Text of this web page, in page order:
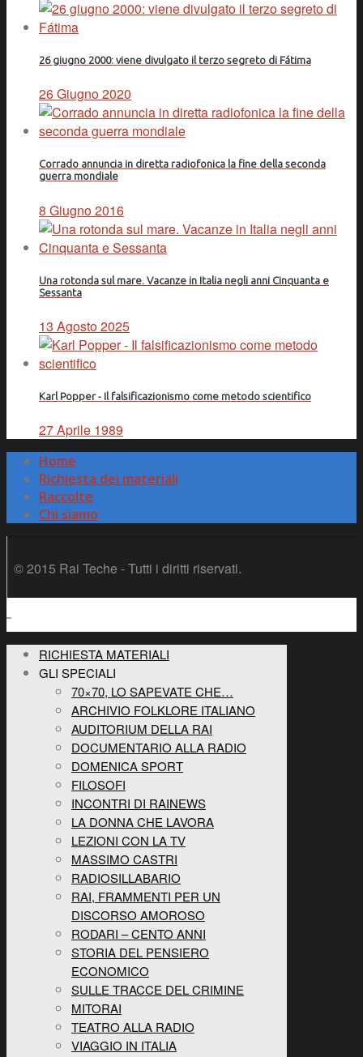
26 giugno 2000: viene divulgato il terzo segreto di Fátima
26 Giugno 2020
Corrado annuncia in diretta radiofonica la fine della seconda
guerra mondiale
8 Giugno 2016
Una rotonda sul mare. Vacanze in Italia negli anni Cinquanta e
Sessanta
13 Agosto 2025
Karl Popper - Il falsificazionismo come metodo scientifico
27 Aprile 1989
Home
Richiesta dei materiali
Raccolte
Chi siamo
© 2015 Rai Teche - Tutti i diritti riservati.
RICHIESTA MATERIALI
GLI SPECIALI
70×70, LO SAPEVATE CHE…
ARCHIVIO FOLKLORE ITALIANO
AUDITORIUM DELLA RAI
DOCUMENTARIO ALLA RADIO
DOMENICA SPORT
FILOSOFI
INCONTRI DI RAINEWS
LA DONNA CHE LAVORA
LEZIONI CON LA TV
MASSIMO CASTRI
RADIOSILLABARIO
RAI, FRAMMENTI PER UN
DISCORSO AMOROSO
RODARI – CENTO ANNI
STORIA DEL PENSIERO
ECONOMICO
SULLE TRACCE DEL CRIMINE
MITORAI
TEATRO ALLA RADIO
VIAGGIO IN ITALIA